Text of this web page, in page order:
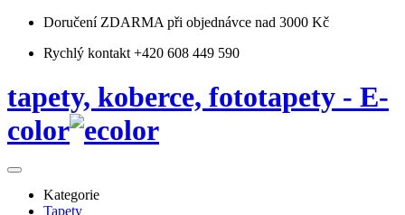
Doručení ZDARMA při objednávce nad 3000 Kč
Rychlý kontakt +420 608 449 590
tapety, koberce, fototapety - E-
color
Kategorie
Tapety